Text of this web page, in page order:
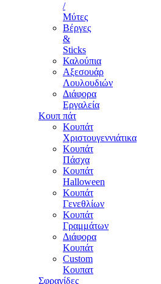
/
Μύτες
Βέργες
&
Sticks
Καλούπια
Αξεσουάρ
Λουλουδιών
Διάφορα
Εργαλεία
Κουπ πάτ
Κουπάτ
Χριστουγεννιάτικα
Κουπάτ
Πάσχα
Κουπάτ
Halloween
Κουπάτ
Γενεθλίων
Κουπάτ
Γραμμάτων
Διάφορα
Κουπάτ
Custom
Κουπατ
Σφραγίδες